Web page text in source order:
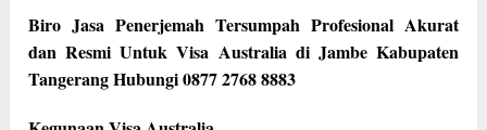
Biro Jasa Penerjemah Tersumpah Profesional Akurat
dan Resmi Untuk Visa Australia di Jambe Kabupaten
Tangerang Hubungi 0877 2768 8883